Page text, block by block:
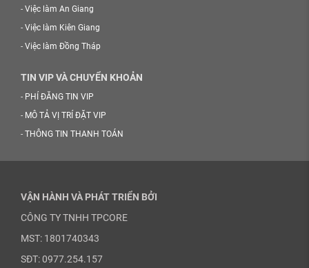
- Việc làm An Giang
- Việc làm Kiên Giang
- Việc làm Đồng Tháp
TIN VIP VÀ CHUYỂN KHOẢN
- PHÍ ĐĂNG TIN VIP
- MÔ TẢ VỊ TRÍ ĐẶT VIP
- THÔNG TIN THANH TOÁN
VẬN HÀNH VÀ PHÁT TRIỂN BỞI
CÔNG TY TNHH TPCORE
MST: 1801740343
SĐT: 0977.254.157